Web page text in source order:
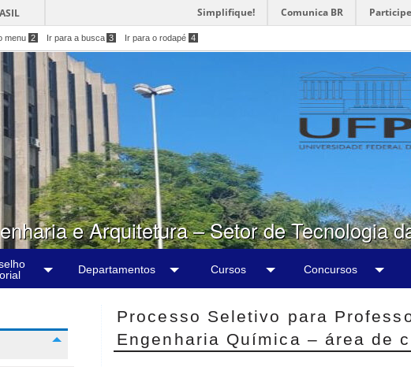
Simplifique! Comunica BR Participe
menu 2 Ir para a busca 3 Ir para o rodapé 4
e Arquitetura – Setor de Tecnologia
Departamentos Cursos Concursos
Processo Seletivo para
Engenharia Química – área de